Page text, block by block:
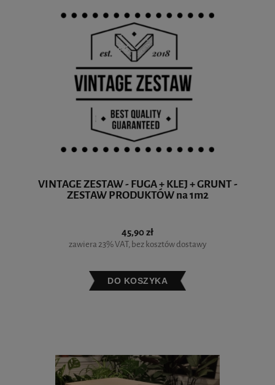
VINTAGE ZESTAW - FUGA + KLEJ + GRUNT -
ZESTAW PRODUKTÓW na 1m2
45,90 zł
zawiera 23% VAT, bez kosztów dostawy
DO KOSZYKA